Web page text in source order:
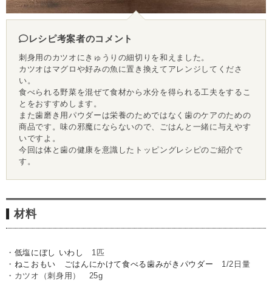
レシピ考案者のコメント
刺身用のカツオにきゅうりの細切りを和えました。
カツオはマグロや好みの魚に置き換えてアレンジしてくださ
い。
食べられる野菜を混ぜて食材から水分を得られる工夫をするこ
とをおすすめします。
また歯磨き用パウダーは栄養のためではなく歯のケアのための
商品です。味の邪魔にならないので、ごはんと一緒に与えやす
いですよ。
今回は体と歯の健康を意識したトッピングレシピのご紹介で
す。
材料
・ 低塩にぼし いわし
1匹
・ ねこおもい ごはんにかけて食べる歯みがきパウダー 1/2日量
・カツオ（刺身用） 25g